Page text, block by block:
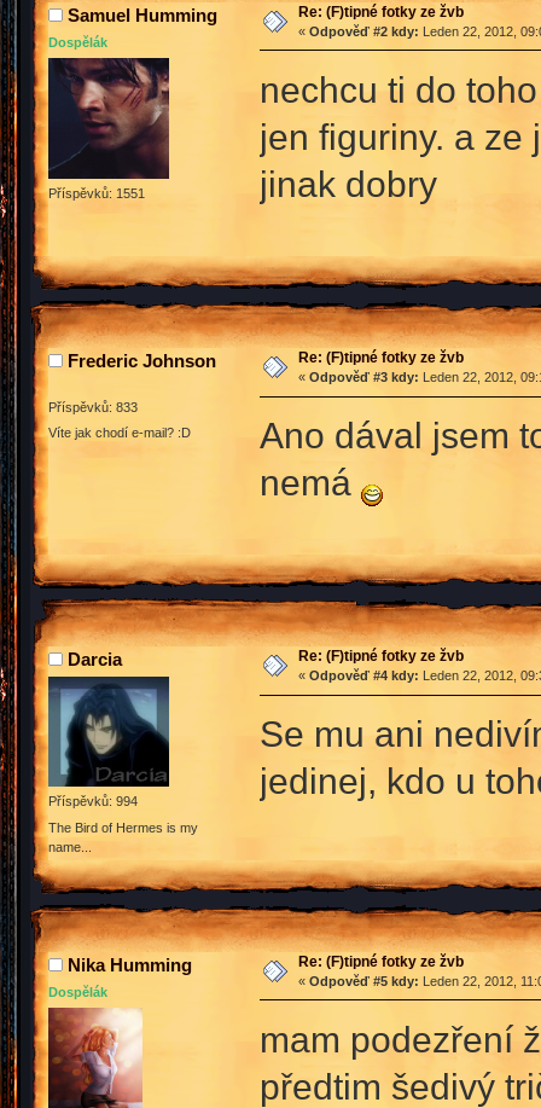
Samuel Humming
Dospělák
Příspěvků: 1551
Re: (F)tipné fotky ze žvb
« Odpověď #2 kdy: Leden 22, 2012,
nechcu ti do
jen figuriny. a
jinak dobry
Frederic Johnson
Příspěvků: 833
Víte jak chodí e-mail? :D
Re: (F)tipné fotky ze žvb
« Odpověď #3 kdy: Leden 22, 2012,
Ano dával jsem
nemá
Darcia
Příspěvků: 994
The Bird of Hermes is my
name...
Re: (F)tipné fotky ze žvb
« Odpověď #4 kdy: Leden 22, 2012,
Se mu ani
jedinej, kdo u
Nika Humming
Dospělák
Re: (F)tipné fotky ze žvb
« Odpověď #5 kdy: Leden 22, 2012,
mam podezření
předtim šedivý